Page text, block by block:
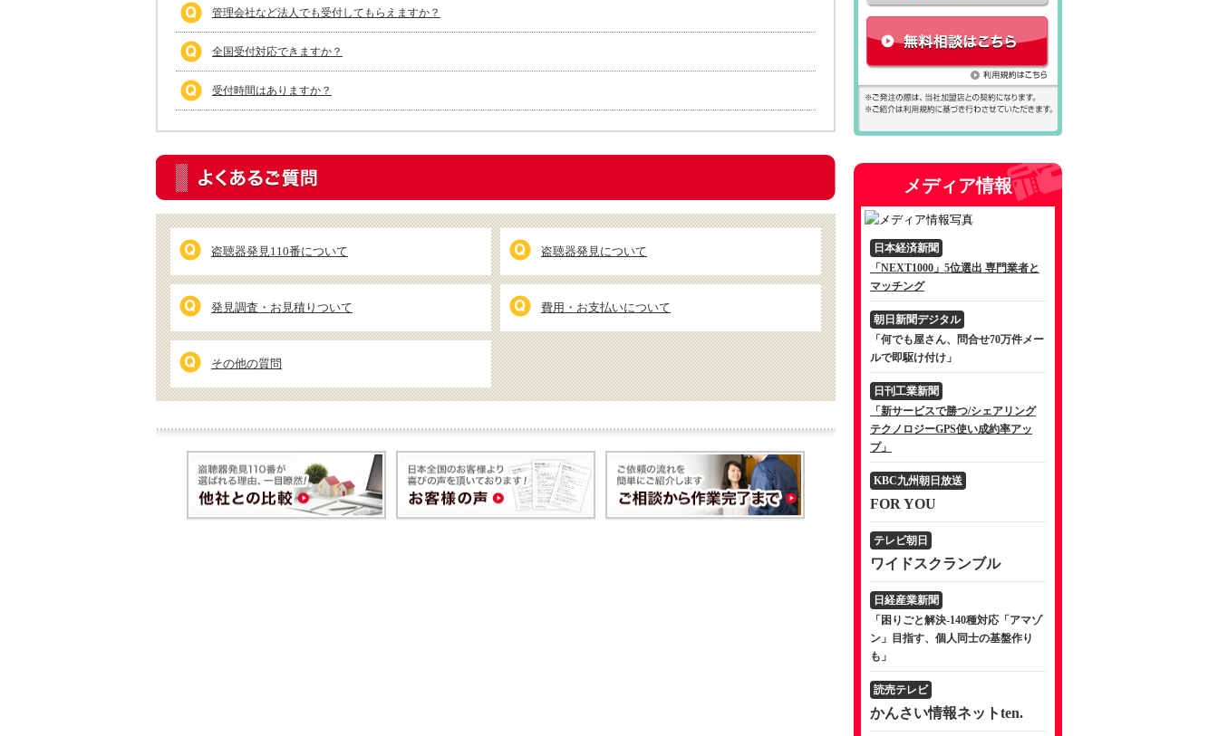
管理会社など法人でも受付してもらえますか？
全国受付対応できますか？
受付時間はありますか？
盗聴器発見110番について 盗聴器発見について
発見調査・お見積りついて 費用・お支払いについて
その他の質問
メディア情報
日本経済新聞
「NEXT1000」5位選出 専門業者と
マッチング
朝日新聞デジタル
「何でも屋さん、問合せ70万件メー
ルで即駆け付け」
日刊工業新聞
「新サービスで勝つ/シェアリング
テクノロジーGPS使い成約率アッ
プ」
KBC九州朝日放送
FOR YOU
テレビ朝日
ワイドスクランブル
日経産業新聞
「困りごと解決-140種対応「アマゾ
ン」目指す、個人同士の基盤作り
も」
読売テレビ
かんさい情報ネットten.